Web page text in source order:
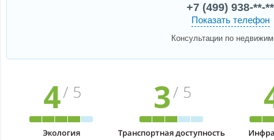
+7 (499) 938-**-**
Показать телефон
Консультации по
4/ 5
Экология
3/ 5
Транспортная доступность